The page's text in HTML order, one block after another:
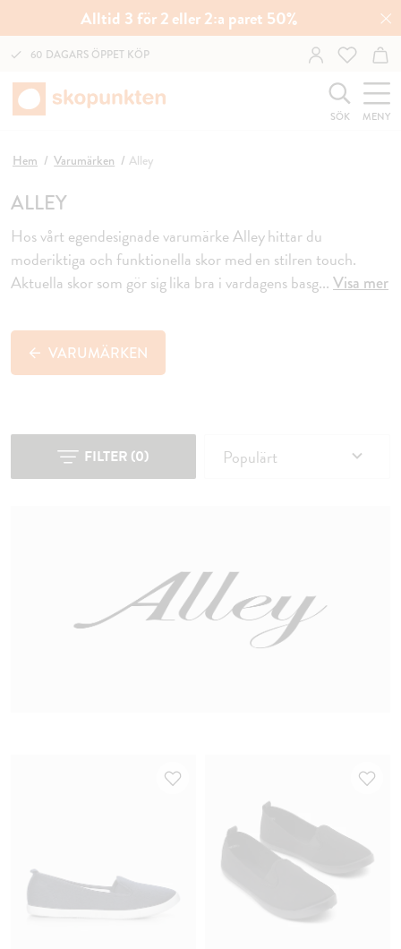
Alltid 3 för 2 eller 2:a paret 50%
60 DAGARS ÖPPET KÖP
SÖK MENY
Hem Varumärken Alley
ALLEY
Hos vårt egendesignade varumärke Alley hittar du
moderiktiga och funktionella skor med en stilren touch.
Aktuella skor som gör sig lika bra i vardagens basg...Visa mer
VARUMÄRKEN
FILTER (0) Populärt